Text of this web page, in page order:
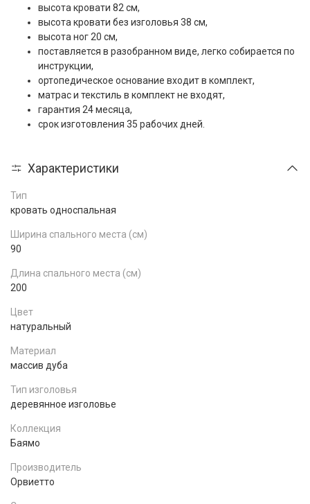
высота кровати 82 см,
высота кровати без изголовья 38 см,
высота ног 20 см,
поставляется в разобранном виде, легко собирается по
инструкции,
ортопедическое основание входит в комплект,
матрас и текстиль в комплект не входят,
гарантия 24 месяца,
срок изготовления 35 рабочих дней.
Характеристики
Тип
кровать односпальная
Ширина спального места (см)
90
Длина спального места (см)
200
Цвет
натуральный
Материал
массив дуба
Тип изголовья
деревянное изголовье
Коллекция
Баямо
Производитель
Орвиетто